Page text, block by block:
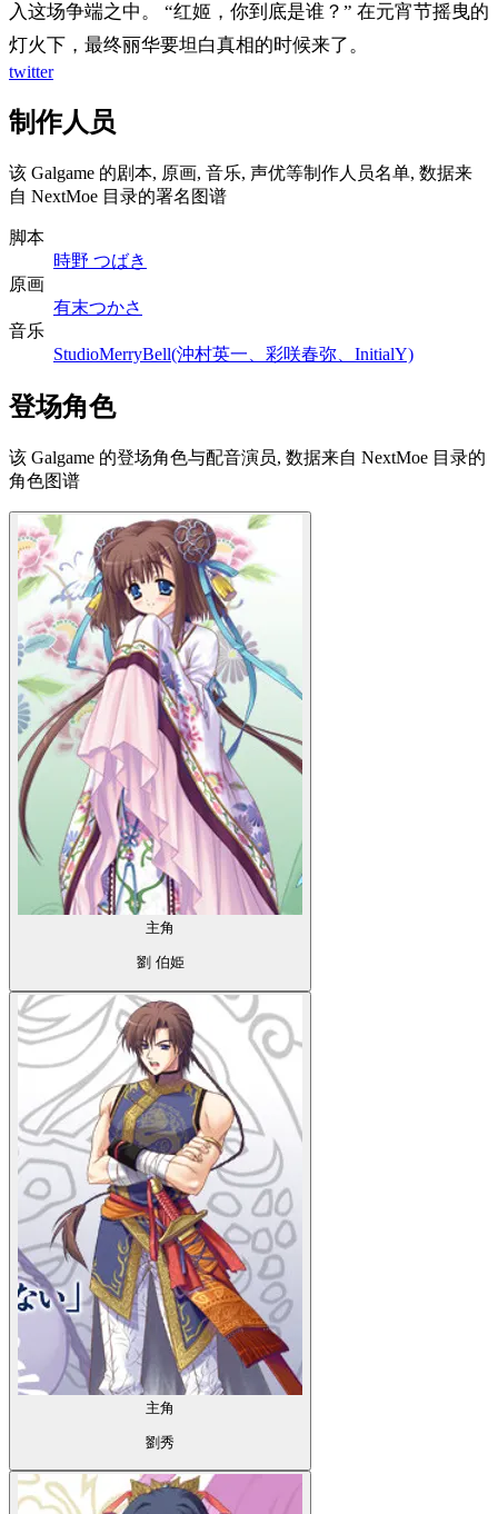
入这场争端之中。 “红姬，你到底是谁？” 在元宵节摇曳的
灯火下，最终丽华要坦白真相的时候来了。
twitter
制作人员
该 Galgame 的剧本, 原画, 音乐, 声优等制作人员名单, 数据来
自 NextMoe 目录的署名图谱
脚本
時野 つばき
原画
有末つかさ
音乐
StudioMerryBell(沖村英一、彩咲春弥、InitialY)
登场角色
该 Galgame 的登场角色与配音演员, 数据来自 NextMoe 目录的
角色图谱
主角
劉 伯姫
主角
劉秀